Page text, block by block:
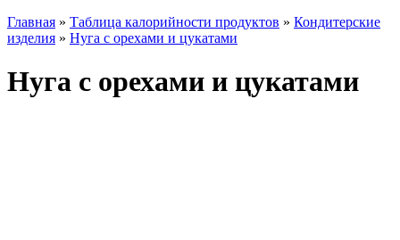
Главная » Таблица калорийности продуктов » Кондитерские
изделия » Нуга с орехами и цукатами
Нуга с орехами и цукатами